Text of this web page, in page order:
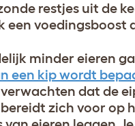
restjes uit de
een voedingsboost
minder eieren
een kip wordt
dat de
zich voor op